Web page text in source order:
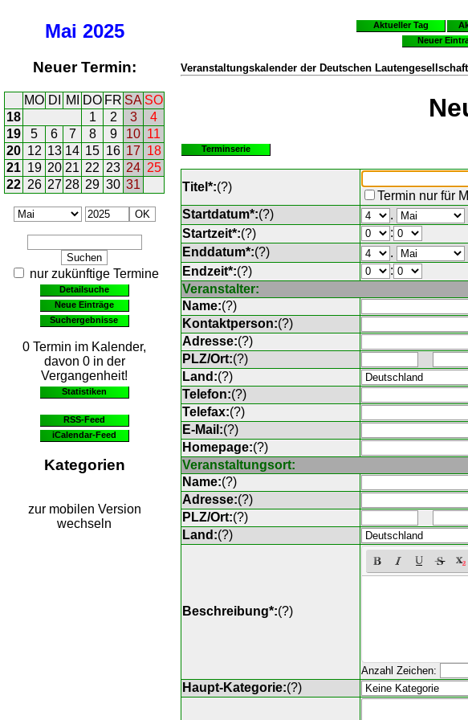
Mai 2025
Neuer Termin:
MO DI MI DO FR SA SO
18
1 2 3
4
19
5 6 7 8 9 10 11
20 12 13 14 15 16 17 18
21 19 20 21 22 23 24 25
22 26 27 28 29 30 31
nur zukünftige Termine
Detailsuche
Neue Einträge
Suchergebnisse
0 Termin im Kalender,
davon 0 in der
Vergangenheit!
Statistiken
RSS-Feed
iCalendar-Feed
Kategorien
zur mobilen Version
wechseln
Aktueller Tag
Neuer
Veranstaltungskalender der Deutschen
Terminserie
Titel*:(?)
Termin nur für
Startdatum*:(?)
.
Startzeit*:(?) :
Enddatum*:(?) .
Endzeit*:(?) :
Veranstalter:
Name:(?)
Kontaktperson:(?)
Adresse:(?)
PLZ/Ort:(?)
Land:(?)
Telefon:(?)
Telefax:(?)
E-Mail:(?)
Homepage:(?)
Veranstaltungsort:
Name:(?)
Adresse:(?)
PLZ/Ort:(?)
Land:(?)
Beschreibung*:(?)
Anzahl Zeichen:
Haupt-Kategorie:(?)